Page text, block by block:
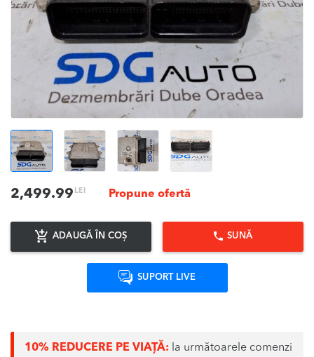
2,499.99 LEI Propune ofertă
ADAUGĂ ÎN COȘ SUNĂ
SUPORT LIVE
10% REDUCERE PE VIAȚĂ: la următoarele comenzi